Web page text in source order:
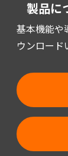
製品に
基本機能や
ウンロード